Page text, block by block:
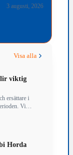
3 augusti, 2026
Visa alla
viktig
ersättare i
Vi…
Horda